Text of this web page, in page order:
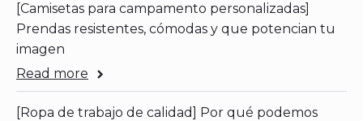
[Camisetas para campamento personalizadas]
Prendas resistentes, cómodas y que potencian tu
imagen
Read more
[Ropa de trabajo de calidad] Por qué podemos